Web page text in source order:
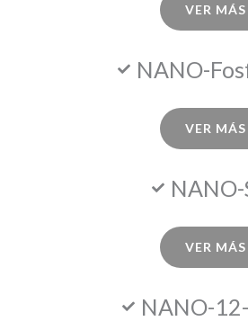
VER MÁS
NANO-
VER MÁS
VER MÁS
NANO-